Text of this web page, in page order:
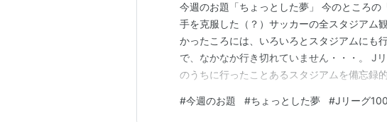
今週のお題「ちょっとした夢」 今のところ
手を克服した（？）サッカーの全スタジアム
かったころには、いろいろとスタジアムにも
で、なかなか行き切れていません・・・。 J
のうちに行ったことあるスタジアムを備忘録
アリ、味スタ、Gスタ、U等々力、日産ス ニ
#今週のお題 #ちょっとした夢 #Jリーグ